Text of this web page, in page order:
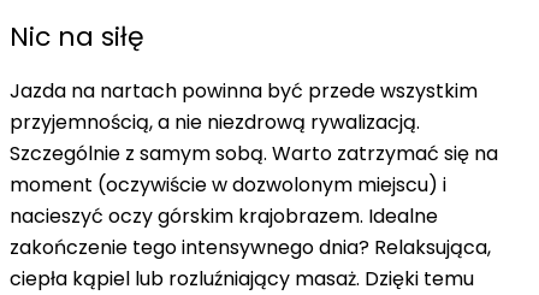
Nic na siłę
Jazda na nartach powinna być przede wszystkim
przyjemnością, a nie niezdrową rywalizacją.
Szczególnie z samym sobą. Warto zatrzymać się na
moment (oczywiście w dozwolonym miejscu) i
nacieszyć oczy górskim krajobrazem. Idealne
zakończenie tego intensywnego dnia? Relaksująca,
ciepła kąpiel lub rozluźniający masaż. Dzięki temu